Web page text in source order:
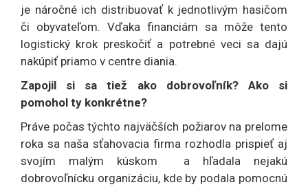
je náročné ich distribuovať k jednotlivým hasičom
či obyvateľom. Vďaka financiám sa môže tento
logistický krok preskočiť a potrebné veci sa dajú
nakúpiť priamo v centre diania.
Zapojil si sa tiež ako dobrovoľník? Ako si
pomohol ty konkrétne?
Práve počas týchto najväčších požiarov na prelome
roka sa naša sťahovacia firma rozhodla prispieť aj
svojím malým kúskom a hľadala nejakú
dobrovoľnícku organizáciu, kde by podala pomocnú